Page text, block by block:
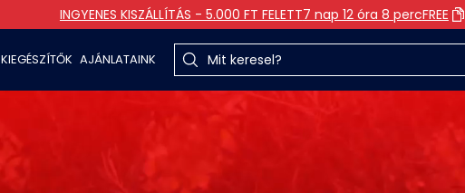
INGYENES KISZÁLLÍTÁS - 5.000 FT FELETT7 nap 12 óra 8 percFREE
KIEGÉSZÍTŐK AJÁNLATAINK